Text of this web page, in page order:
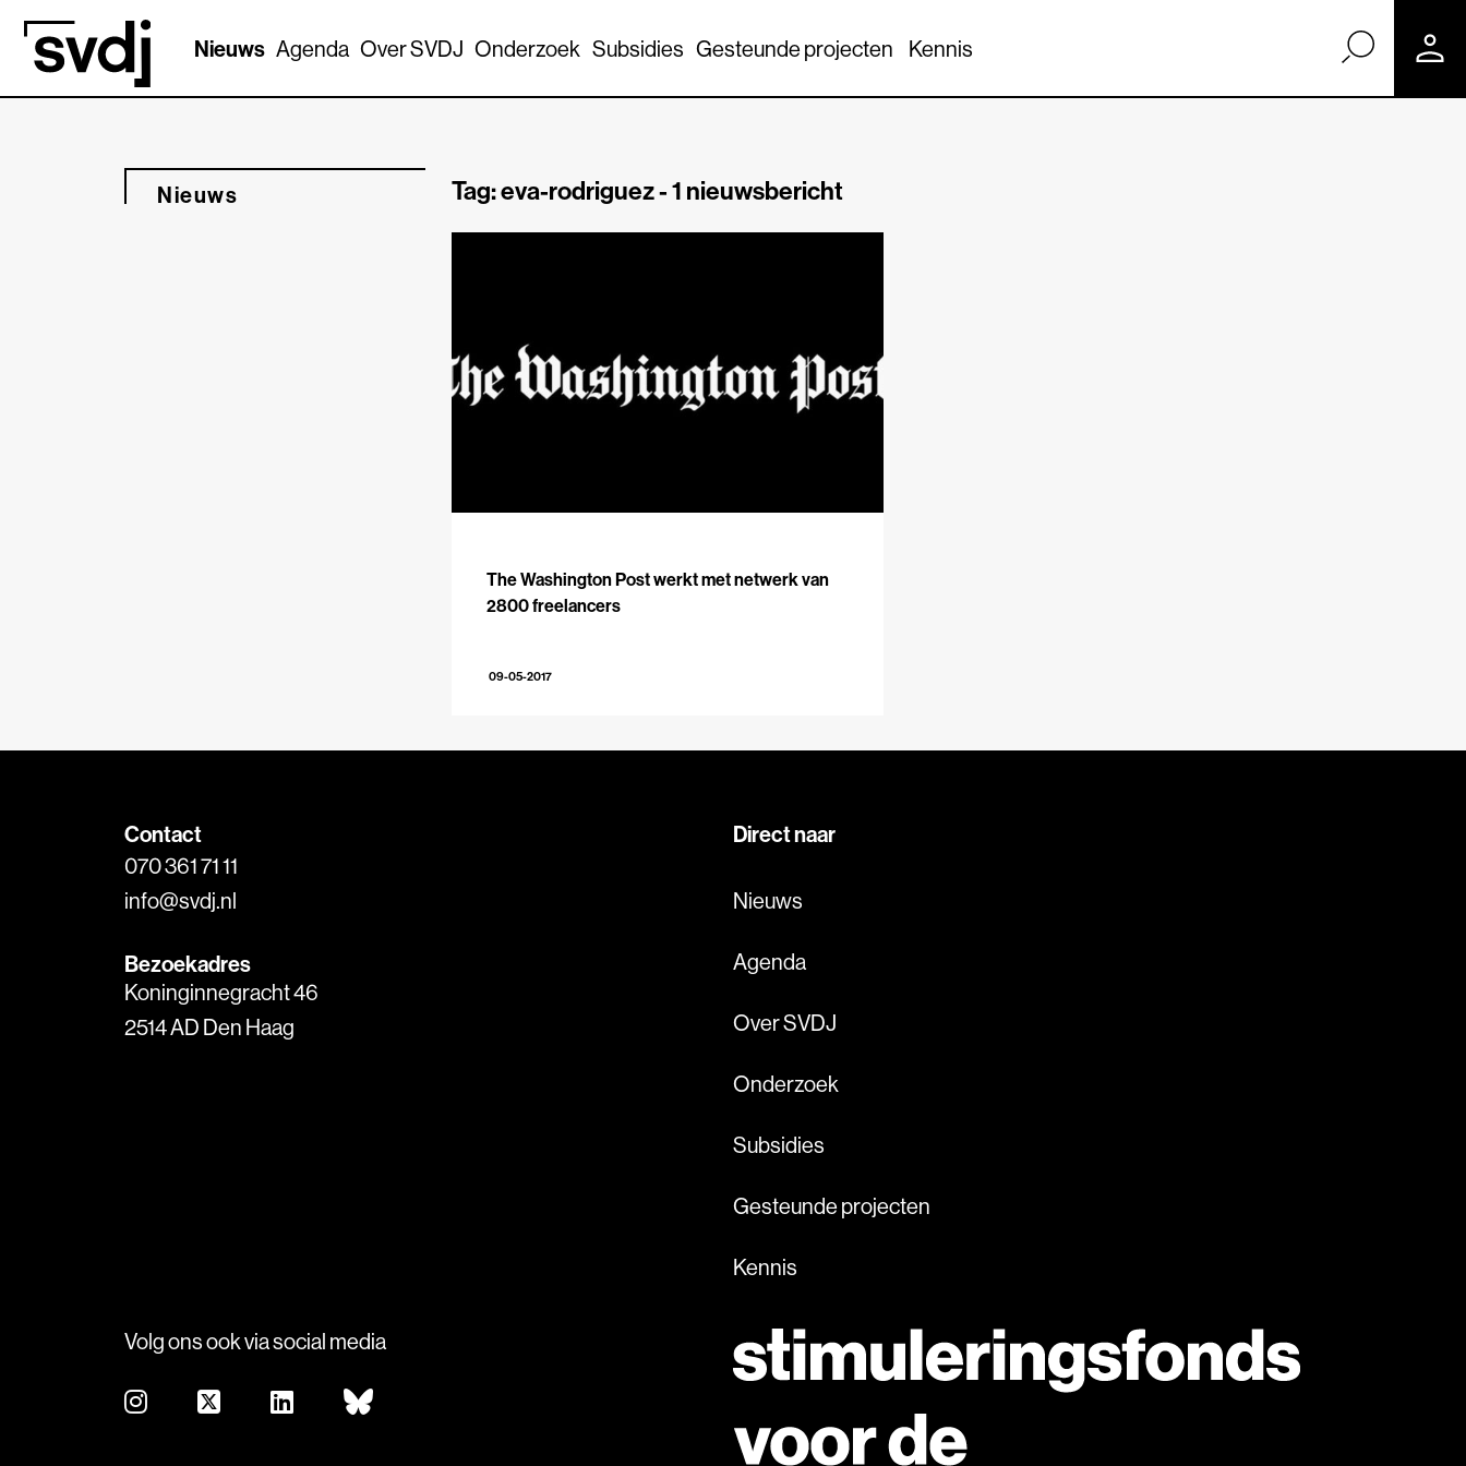
Naar hoofdinhoud
Nieuws Agenda Over SVDJ Onderzoek Subsidies Gesteunde projecten Kennis
Nieuws Tag: eva-rodriguez -1 nieuwsbericht
The Washington Post werkt met netwerk van
2800 freelancers
09-05-2017
Contact
070 361 71 11
info@svdj.nl
Bezoekadres
Koninginnegracht 46
2514 AD Den Haag
Direct naar
Nieuws
Agenda
Over SVDJ
Onderzoek
Subsidies
Gesteunde projecten
Kennis
Volg ons ook via social media